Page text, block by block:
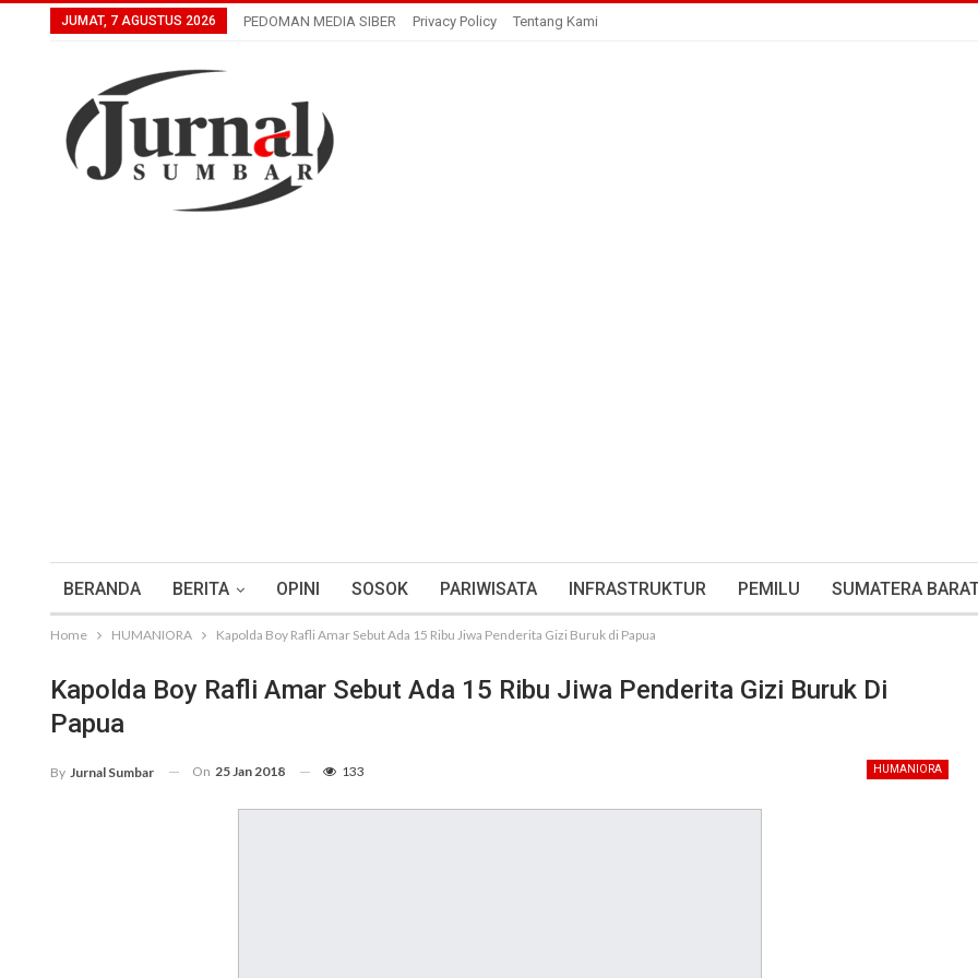
JUMAT, 7 AGUSTUS 2026 PEDOMAN MEDIA SIBER Privacy Policy Tentang Kami
BERANDA BERITA OPINI SOSOK PARIWISATA INFRASTRUKTUR PEMILU SUMATERA
Home HUMANIORA Kapolda Boy Rafli Amar Sebut Ada 15 Ribu Jiwa Penderita Gizi Buruk di Papua
Kapolda Boy Rafli Amar Sebut Ada 15 Ribu Jiwa Penderita Gizi Buruk Di
Papua
HUMANIORA
By Jurnal Sumbar On 25 Jan 2018 133